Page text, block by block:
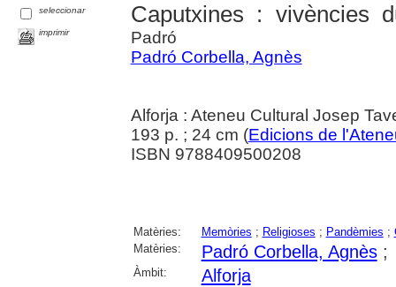
seleccionar
imprimir
Caputxines : vivències
Padró
Padró Corbella, Agnès
Alforja : Ateneu Cultural Josep
193 p. ; 24 cm (Edicions de
ISBN 9788409500208
Matèries: Memòries ; Religioses ; Pandèmies ;
Matèries:
Padró Corbella, Agnès;
Àmbit: Alforja